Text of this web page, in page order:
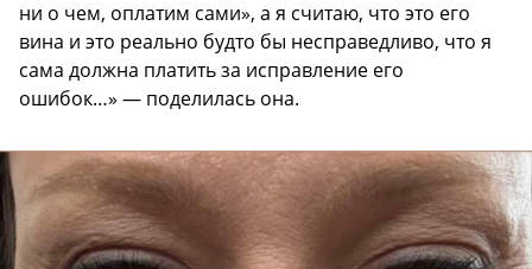
ни о чем, оплатим сами», а я считаю, что это его
вина и это реально будто бы несправедливо, что я
сама должна платить за исправление его
ошибок…» — поделилась она.